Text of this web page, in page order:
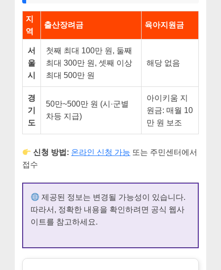
지
역
출산장려금 육아지원금
서
울
시
첫째 최대 100만 원, 둘째
최대 300만 원, 셋째 이상
최대 500만 원
해당 없음
경
기
도
50만~500만 원 (시·군별
차등 지급)
아이키움 지
원금: 매월 10
만 원 보조
신청 방법: 온라인 신청 가능 또는 주민센터에서
접수
제공된 정보는 변경될 가능성이 있습니다.
따라서, 정확한 내용을 확인하려면 공식 웹사
이트를 참고하세요.